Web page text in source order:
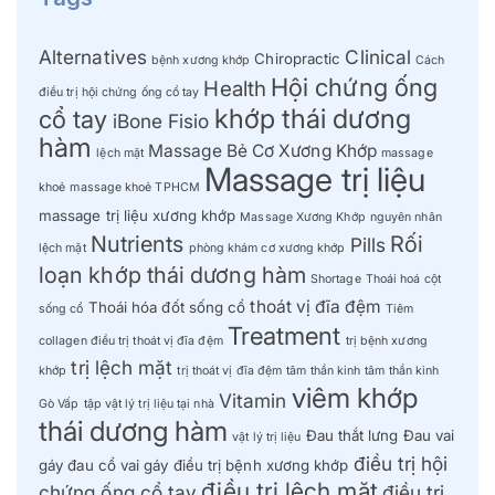
Alternatives bệnh xương khớp Chiropractic Clinical Cách
điều trị hội chứng ống cổ tay Health Hội chứng ống
cổ tay iBone Fisio khớp thái dương
hàm lệch mặt Massage Bẻ Cơ Xương Khớp massage
khoẻ massage khoẻ TPHCM Massage trị liệu
massage trị liệu xương khớp Massage Xương Khớp nguyên nhân
lệch mặt Nutrients phòng khám cơ xương khớp Pills Rối
loạn khớp thái dương hàm Shortage Thoái hoá cột
sống cổ Thoái hóa đốt sống cổ thoát vị đĩa đệm Tiêm
collagen điều trị thoát vị đĩa đệm Treatment trị bệnh xương
khớp trị lệch mặt trị thoát vị đĩa đệm tâm thần kinh tâm thần kinh
Gò Vấp tập vật lý trị liệu tại nhà Vitamin viêm khớp
thái dương hàm vật lý trị liệu Đau thắt lưng Đau vai
gáy đau cổ vai gáy điều trị bệnh xương khớp điều trị hội